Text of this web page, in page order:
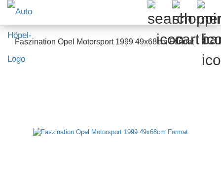
Faszination Opel Motorsport 1999 49x68cm Format